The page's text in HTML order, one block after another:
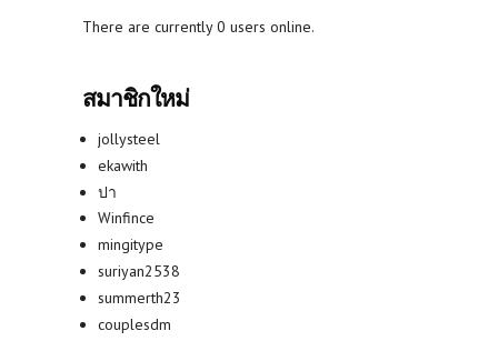
There are currently 0 users online.
สมาชิกใหม่
jollysteel
ekawith
ปา
Winfince
mingitype
suriyan2538
summerth23
couplesdm